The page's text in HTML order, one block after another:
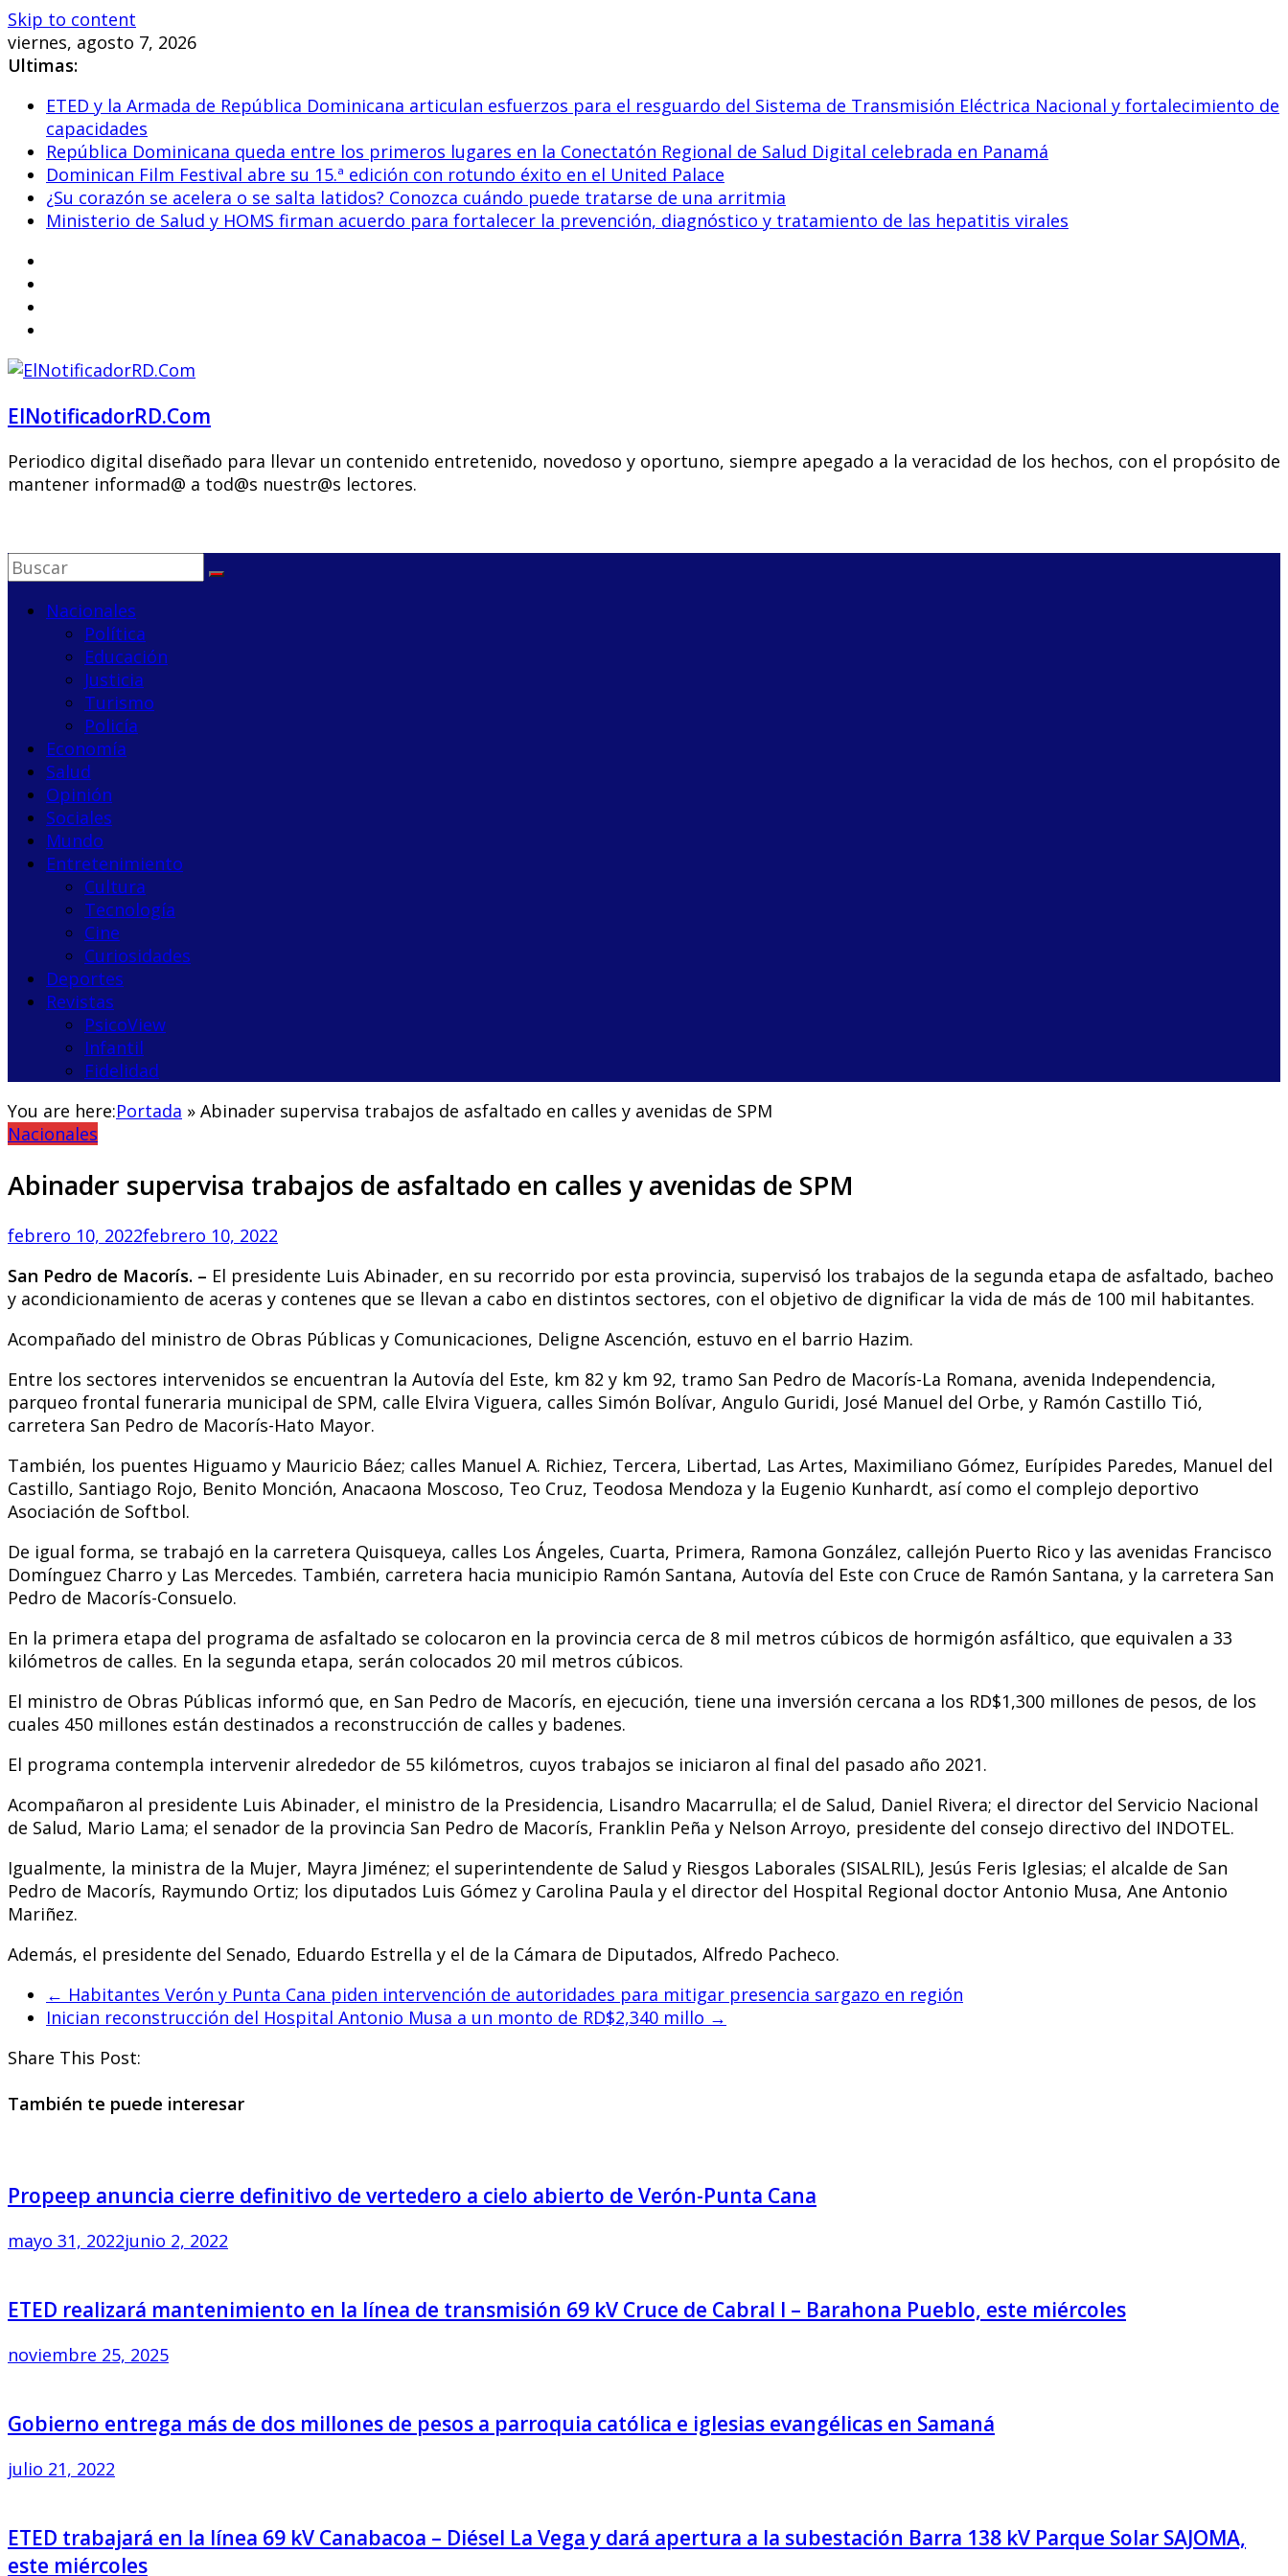
Skip to content
viernes, agosto 7, 2026
Ultimas:
ETED y la Armada de República Dominicana articulan esfuerzos para el resguardo del Sistema de Transmisión Eléctrica Nacional y fortalecimiento de
capacidades
República Dominicana queda entre los primeros lugares en la Conectatón Regional de Salud Digital celebrada en Panamá
Dominican Film Festival abre su 15.ª edición con rotundo éxito en el United Palace
¿Su corazón se acelera o se salta latidos? Conozca cuándo puede tratarse de una arritmia
Ministerio de Salud y HOMS firman acuerdo para fortalecer la prevención, diagnóstico y tratamiento de las hepatitis virales
ElNotificadorRD.Com
Periodico digital diseñado para llevar un contenido entretenido, novedoso y oportuno, siempre apegado a la veracidad de los hechos, con el propósito de
mantener informad@ a tod@s nuestr@s lectores.
Nacionales
Política
Educación
Justicia
Turismo
Policía
Economía
Salud
Opinión
Sociales
Mundo
Entretenimiento
Cultura
Tecnología
Cine
Curiosidades
Deportes
Revistas
PsicoView
Infantil
Fidelidad
You are here:Portada » Abinader supervisa trabajos de asfaltado en calles y avenidas de SPM
Nacionales
Abinader supervisa trabajos de asfaltado en calles y avenidas de SPM
febrero 10, 2022febrero 10, 2022
San Pedro de Macorís. – El presidente Luis Abinader, en su recorrido por esta provincia, supervisó los trabajos de la segunda etapa de asfaltado, bacheo
y acondicionamiento de aceras y contenes que se llevan a cabo en distintos sectores, con el objetivo de dignificar la vida de más de 100 mil habitantes.
Acompañado del ministro de Obras Públicas y Comunicaciones, Deligne Ascención, estuvo en el barrio Hazim.
Entre los sectores intervenidos se encuentran la Autovía del Este, km 82 y km 92, tramo San Pedro de Macorís-La Romana, avenida Independencia,
parqueo frontal funeraria municipal de SPM, calle Elvira Viguera, calles Simón Bolívar, Angulo Guridi, José Manuel del Orbe, y Ramón Castillo Tió,
carretera San Pedro de Macorís-Hato Mayor.
También, los puentes Higuamo y Mauricio Báez; calles Manuel A. Richiez, Tercera, Libertad, Las Artes, Maximiliano Gómez, Eurípides Paredes, Manuel del
Castillo, Santiago Rojo, Benito Monción, Anacaona Moscoso, Teo Cruz, Teodosa Mendoza y la Eugenio Kunhardt, así como el complejo deportivo
Asociación de Softbol.
De igual forma, se trabajó en la carretera Quisqueya, calles Los Ángeles, Cuarta, Primera, Ramona González, callejón Puerto Rico y las avenidas Francisco
Domínguez Charro y Las Mercedes. También, carretera hacia municipio Ramón Santana, Autovía del Este con Cruce de Ramón Santana, y la carretera San
Pedro de Macorís-Consuelo.
En la primera etapa del programa de asfaltado se colocaron en la provincia cerca de 8 mil metros cúbicos de hormigón asfáltico, que equivalen a 33
kilómetros de calles. En la segunda etapa, serán colocados 20 mil metros cúbicos.
El ministro de Obras Públicas informó que, en San Pedro de Macorís, en ejecución, tiene una inversión cercana a los RD$1,300 millones de pesos, de los
cuales 450 millones están destinados a reconstrucción de calles y badenes.
El programa contempla intervenir alrededor de 55 kilómetros, cuyos trabajos se iniciaron al final del pasado año 2021.
Acompañaron al presidente Luis Abinader, el ministro de la Presidencia, Lisandro Macarrulla; el de Salud, Daniel Rivera; el director del Servicio Nacional
de Salud, Mario Lama; el senador de la provincia San Pedro de Macorís, Franklin Peña y Nelson Arroyo, presidente del consejo directivo del INDOTEL.
Igualmente, la ministra de la Mujer, Mayra Jiménez; el superintendente de Salud y Riesgos Laborales (SISALRIL), Jesús Feris Iglesias; el alcalde de San
Pedro de Macorís, Raymundo Ortiz; los diputados Luis Gómez y Carolina Paula y el director del Hospital Regional doctor Antonio Musa, Ane Antonio
Mariñez.
Además, el presidente del Senado, Eduardo Estrella y el de la Cámara de Diputados, Alfredo Pacheco.
← Habitantes Verón y Punta Cana piden intervención de autoridades para mitigar presencia sargazo en región
Inician reconstrucción del Hospital Antonio Musa a un monto de RD$2,340 millo →
Share This Post:
También te puede interesar
Propeep anuncia cierre definitivo de vertedero a cielo abierto de Verón-Punta Cana
mayo 31, 2022junio 2, 2022
ETED realizará mantenimiento en la línea de transmisión 69 kV Cruce de Cabral I – Barahona Pueblo, este miércoles
noviembre 25, 2025
Gobierno entrega más de dos millones de pesos a parroquia católica e iglesias evangélicas en Samaná
julio 21, 2022
ETED trabajará en la línea 69 kV Canabacoa – Diésel La Vega y dará apertura a la subestación Barra 138 kV Parque Solar SAJOMA,
este miércoles